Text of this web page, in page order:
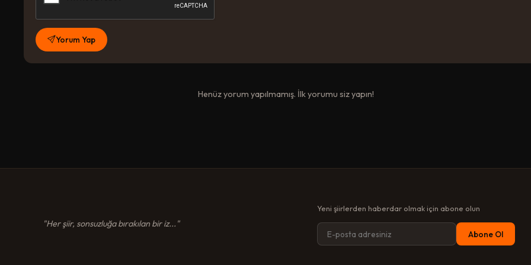
Yorum Yap
Henüz yorum yapılmamış. İlk yorumu siz yapın!
"Her şiir, sonsuzluğa bırakılan bir iz..."
Yeni şiirlerden haberdar olmak için abone olun
Abone Ol